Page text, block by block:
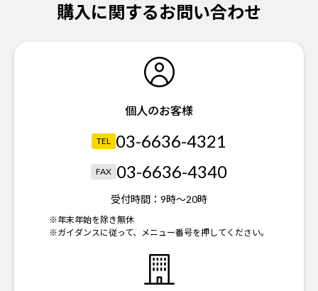
購入に関するお問い合わせ
個人のお客様
TEL 03-6636-4321
FAX 03-6636-4340
受付時間： 9時～20時
※年末年始を除き無休
※ガイダンスに従って、メニュー番号を押してください。